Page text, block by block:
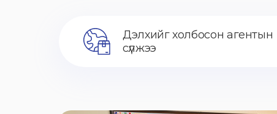
Дэлхийг холбосон агентын
сүлжээ